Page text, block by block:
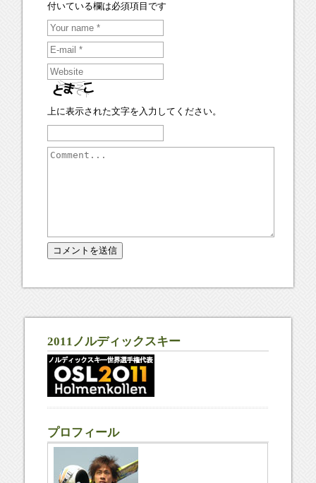
付いている欄は必須項目です
上に表示された文字を入力してください。
2011ノルディックスキー
プロフィール